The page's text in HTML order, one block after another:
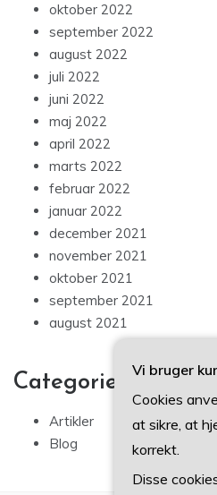
oktober 2022
september 2022
august 2022
juli 2022
juni 2022
maj 2022
april 2022
marts 2022
februar 2022
januar 2022
december 2021
november 2021
oktober 2021
september 2021
august 2021
Categories
Artikler
Blog
Vi bruger
Cookies
at sikre, at
korrekt.
Disse